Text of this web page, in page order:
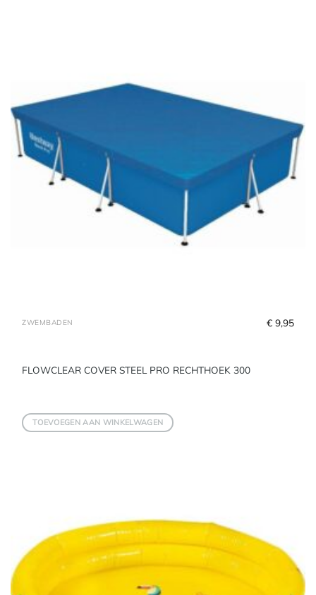
ZWEMBADEN
FLOWCLEAR COVER STEEL PRO RECHTHOEK 300
€ 9,95
TOEVOEGEN AAN WINKELWAGEN